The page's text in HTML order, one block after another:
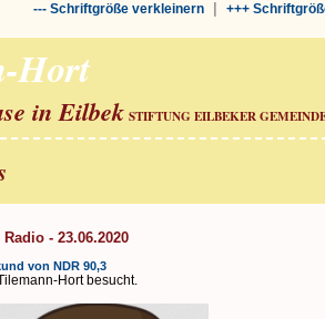
--- Schriftgröße verkleinern| +++
Hort
in Eilbek STIFTUNG EILBEKER
Radio - 23.06.2020
von NDR 90,3
Hort besucht.